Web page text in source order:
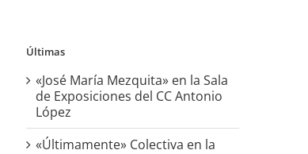
Últimas
«José María Mezquita» en la Sala
de Exposiciones del CC Antonio
López
«Últimamente» Colectiva en la